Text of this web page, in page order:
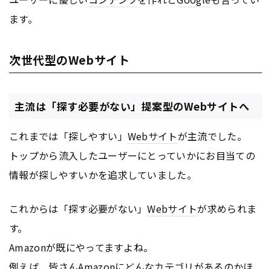
ます。
次世代型のWebサイト
主流は「探す必要がない」提案型のWebサイトへ
これまでは「探しやすい」 Webサイトが主流でした。
トップから流入したユーザーにとっていかにお目当ての
情報が探しやすいかを追求していました。
これからは「探す必要がない」Webサイトが求められま
す。
Amazonが既にやってますよね。